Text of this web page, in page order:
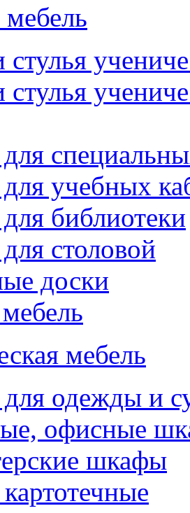
учебных
библиотеки
столовой
доски
мебель
одежды и
офисные
шкафы